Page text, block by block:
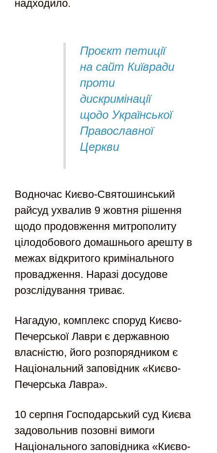
надходило.
Проєкт петиції
на сайт Київради
проти
дискримінації
щодо Української
Православної
Церкви
Водночас Києво-Святошинський
райсуд ухвалив 9 жовтня рішення
щодо продовження митрополиту
цілодобового домашнього арешту в
межах відкритого кримінального
провадження. Наразі досудове
розслідування триває.
Нагадую, комплекс споруд Києво-
Печерської Лаври є державною
власністю, його розпорядником є
Національний заповідник «Києво-
Печерська Лавра».
10 серпня Господарський суд Києва
задовольнив позовні вимоги
Національного заповідника «Києво-